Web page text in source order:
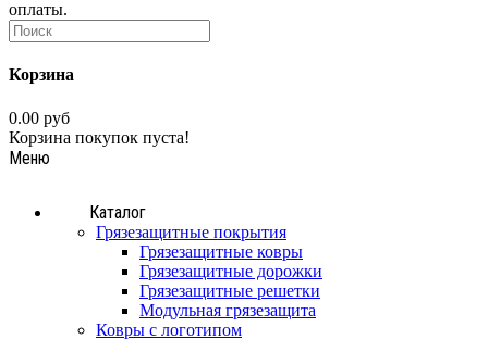
оплаты.
Корзина
0.00 руб
Корзина покупок пуста!
Меню
Каталог
Грязезащитные покрытия
Грязезащитные ковры
Грязезащитные дорожки
Грязезащитные решетки
Модульная грязезащита
Ковры с логотипом